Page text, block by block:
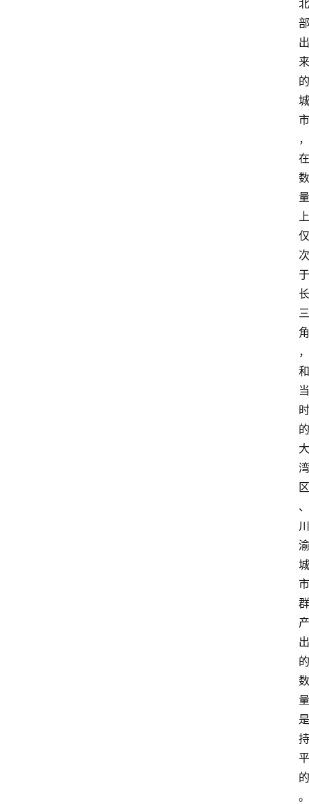
北
部
出
来
的
城
市
，
在
数
量
上
仅
次
于
长
三
角
，
和
当
时
的
大
湾
区
、
川
渝
城
市
群
产
出
的
数
量
是
持
平
的
。